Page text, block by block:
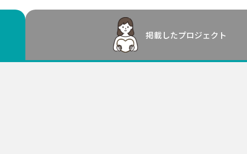
本 大分 宮崎 鹿児島 沖縄
掲載したプロジェクト